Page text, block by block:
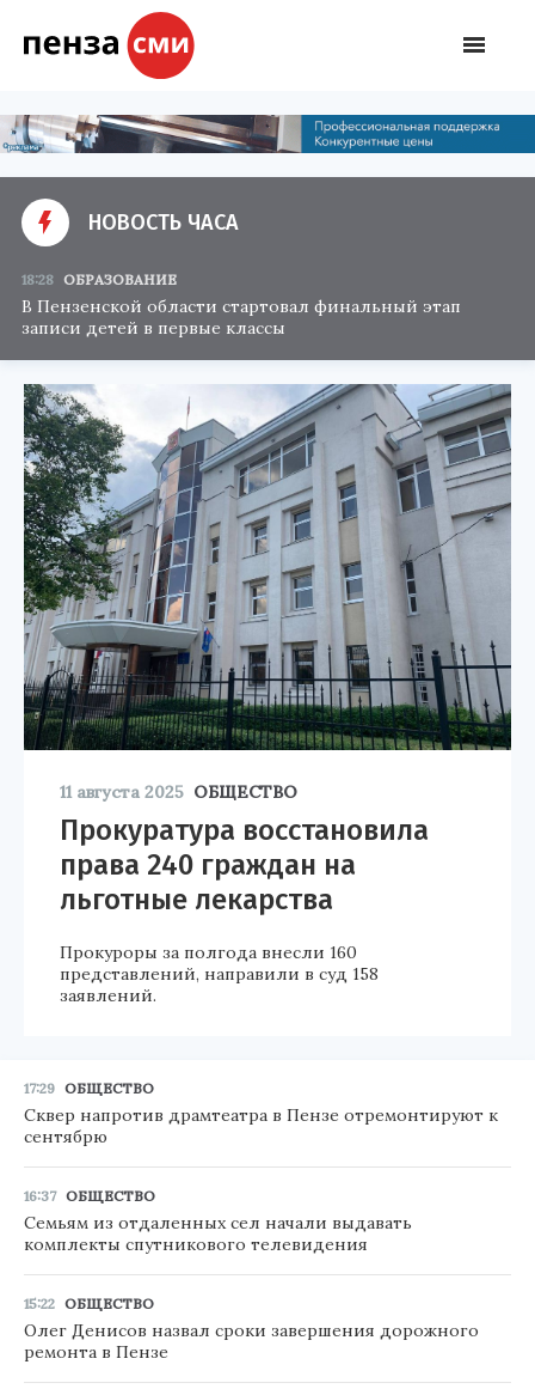
НОВОСТЬ ЧАСА
18:28 ОБРАЗОВАНИЕ
В Пензенской области стартовал финальный этап
записи детей в первые классы
11 августа 2025 ОБЩЕСТВО
Прокуратура восстановила
права 240 граждан на
льготные лекарства
Прокуроры за полгода внесли 160
представлений, направили в суд 158
заявлений.
17:29 ОБЩЕСТВО
Сквер напротив драмтеатра в Пензе отремонтируют к
сентябрю
16:37 ОБЩЕСТВО
Семьям из отдаленных сел начали выдавать
комплекты спутникового телевидения
15:22 ОБЩЕСТВО
Олег Денисов назвал сроки завершения дорожного
ремонта в Пензе